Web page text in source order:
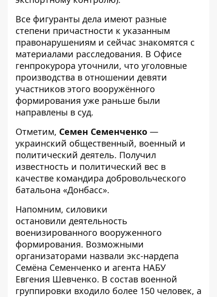
Все фигуранты дела имеют разные
степени причастности к указанным
правонарушениям и сейчас знакомятся с
материалами расследования. В Офисе
генпрокурора уточнили, что уголовные
производства в отношении девяти
участников этого вооружённого
формирования уже раньше были
направлены в суд.
Отметим, Семен Семенченко —
украинский общественный, военный и
политический деятель. Получил
известность и политический вес в
качестве командира добровольческого
батальона «Донбасс».
Напомним, силовики
остановили деятельность
военизированного вооруженного
формирования. Возможными
организаторами назвали экс-нардепа
Семёна Семенченко и агента НАБУ
Евгения Шевченко. В состав военной
группировки входило более 150 человек, а